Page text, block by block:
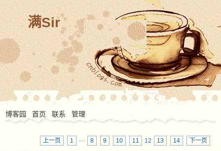
满Sir
博客园 首页 联系 管理
上一页 1 ··· 8 9 10 11 12 13 14 下一页